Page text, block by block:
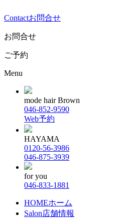
Contactお問合せ
お問合せ
ご予約
Menu
mode hair Brown
046-852-9590
Web予約
HAYAMA
0120-56-3986
046-875-3939
for you
046-833-1881
HOMEホーム
Salon店舗情報